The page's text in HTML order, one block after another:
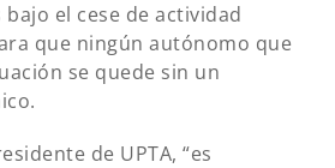
el cese de actividad
que ningún autónomo que
se quede sin un
de UPTA, “es